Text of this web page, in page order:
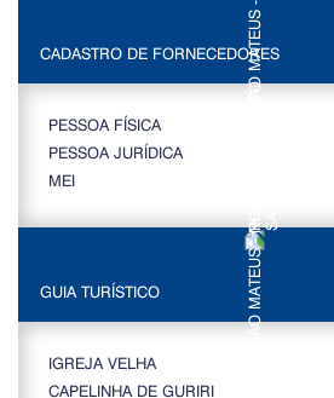
CADASTRO DE FORNECEDORES
PESSOA FÍSICA
PESSOA JURÍDICA
MEI
GUIA TURÍSTICO
IGREJA VELHA
CAPELINHA DE GURIRI